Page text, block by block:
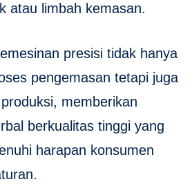
atau limbah kemasan.
presisi tidak hanya
pengemasan tetapi juga
memberikan
berkualitas tinggi yang
harapan konsumen